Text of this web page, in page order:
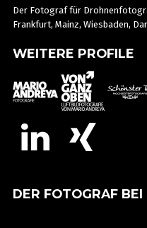
Der Fotograf für
Frankfurt, Mainz, Wiesbaden,
WEITERE PROFILE
DER FOTOGRAF BEI